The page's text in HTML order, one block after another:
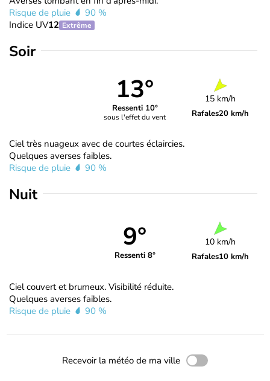
Risque de pluie
90 %
Indice UV12 Extrême
Soir
13°
Ressenti 10°
sous l'effet du vent
15 km/h
Rafales20 km/h
Ciel très nuageux avec de courtes éclaircies.
Quelques averses faibles.
Risque de pluie
90 %
Nuit
9°
Ressenti 8°
10 km/h
Rafales10 km/h
Ciel couvert et brumeux. Visibilité réduite.
Quelques averses faibles.
Risque de pluie
90 %
Recevoir la météo de ma ville